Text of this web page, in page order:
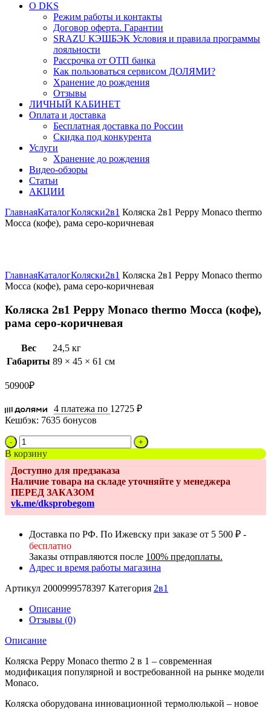
О DKS
Режим работы и контакты
Договор оферта. Гарантии
SRAZU КЭШБЭК Условия и правила программы
лояльности
Рассрочка от ОТП банка
Как пользоваться сервисом ДОЛЯМИ?
Хранение до рождения
Отзывы
ЛИЧНЫЙ КАБИНЕТ
Оплата и доставка
Бесплатная доставка по России
Скидка под конкурента
Услуги
Хранение до рождения
Видео-обзоры
Статьи
АКЦИИ
ГлавнаяКаталогКоляски2в1 Коляска 2в1 Peppy Monaco thermo
Mocca (кофе), рама серо-коричневая
ГлавнаяКаталогКоляски2в1 Коляска 2в1 Peppy Monaco thermo
Mocca (кофе), рама серо-коричневая
Коляска 2в1 Peppy Monaco thermo Mocca (кофе),
рама серо-коричневая
Вес
24,5 кг
Габариты 89 × 45 × 61 см
50900₽
4 платежа по 12725 ₽
Кешбэк: 7635 бонусов
Количество
товара
Коляска
2в1
Peppy
Monaco
thermo
Mocca
рама
серо-
коричневая
В корзину
Доступно для предзаказа
Наличие товара на складе уточняйте у менеджера
ПЕРЕД ЗАКАЗОМ
vk.me/dksprobegom
Доставка по РФ. По Ижевску при заказе от 5 500 ₽ -
бесплатно
Заказы отправляются после 100% предоплаты.
Адрес и время работы магазина
Артикул 2000999578397 Категория 2в1
Описание
Отзывы (0)
Описание
Коляска Peppy Monaco thermo 2 в 1 – современная
модификация популярной и востребованной на рынке модели
Monaco.
Коляска оборудована инновационной термолюлькой – новое